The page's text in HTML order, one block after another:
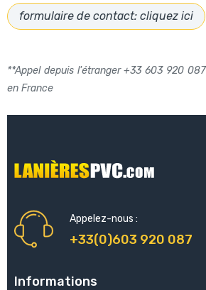
formulaire de contact: cliquez ici
**Appel depuis l'étranger +33 603 920
en France
Appelez-nous :
+33(0)603 920 087
Informations